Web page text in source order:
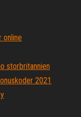
online
storbritannien
2021